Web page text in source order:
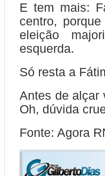
E tem mais:
centro,
eleição
esquerda.
Só resta a
Antes de alçar
Oh, dúvida
Fonte: Agora